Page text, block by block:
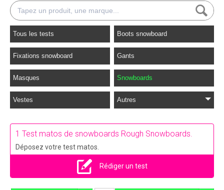
Tous les tests Boots snowboard
Fixations snowboard Gants
Masques Snowboards
Vestes Autres
1 Test matos de snowboards Rough Snowboards.
Déposez votre test matos.
Rédiger un test